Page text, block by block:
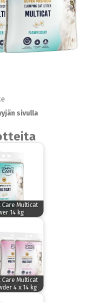
sivulla
Care Multicat
14 kg
Care Multicat
4 x 14 kg